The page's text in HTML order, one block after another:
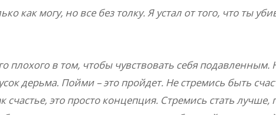
как могу, но все без толку. Я устал от того, что ты
плохого в том, чтобы чувствовать себя подавленным.
дерьма. Пойми – это пройдет. Не стремись быть
это просто концепция. Стремись стать лучше,